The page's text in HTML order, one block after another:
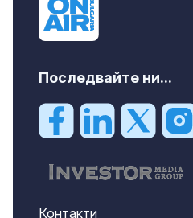
Последвайте ни...
Контакти